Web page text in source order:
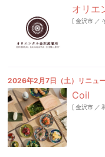
オリエ
[金沢市 ／
2026年2月7日（土）リニュ
Coil
[金沢市 ／